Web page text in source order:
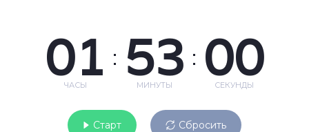
01
ЧАСЫ
: 53
МИНУТЫ
: 00
СЕКУНДЫ
Старт Сбросить